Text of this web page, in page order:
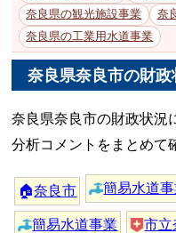
奈良県の観光施設事業
奈
奈良県の工業用水道事業
奈良県奈良市の財政
奈良県奈良市の財政状況
分析コメントをまとめて
🏠奈良市 簡易水道
簡易水道事業 市立